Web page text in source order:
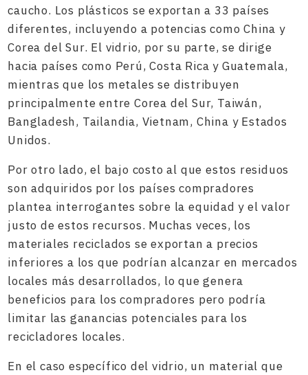
caucho. Los plásticos se exportan a 33 países
diferentes, incluyendo a potencias como China y
Corea del Sur. El vidrio, por su parte, se dirige
hacia países como Perú, Costa Rica y Guatemala,
mientras que los metales se distribuyen
principalmente entre Corea del Sur, Taiwán,
Bangladesh, Tailandia, Vietnam, China y Estados
Unidos.
Por otro lado, el bajo costo al que estos residuos
son adquiridos por los países compradores
plantea interrogantes sobre la equidad y el valor
justo de estos recursos. Muchas veces, los
materiales reciclados se exportan a precios
inferiores a los que podrían alcanzar en mercados
locales más desarrollados, lo que genera
beneficios para los compradores pero podría
limitar las ganancias potenciales para los
recicladores locales.
En el caso específico del vidrio, un material que